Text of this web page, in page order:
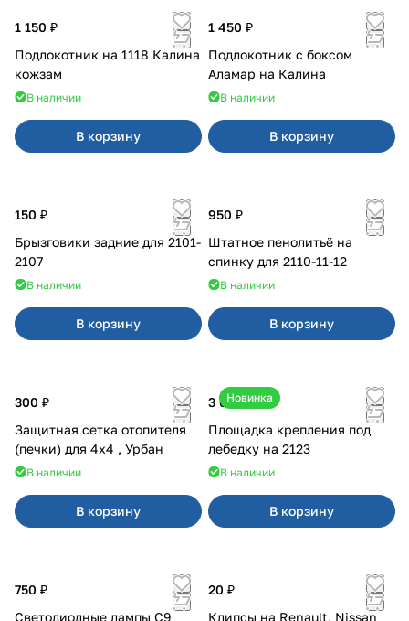
1 150 ₽
Подлокотник на 1118 Калина
кожзам
В наличии
В корзину
1 450 ₽
Подлокотник с боксом
Аламар на Калина
В наличии
В корзину
150 ₽
Брызговики задние для 2101-
2107
В наличии
В корзину
950 ₽
Штатное пенолитьё на
спинку для 2110-11-12
В наличии
В корзину
300 ₽
Защитная сетка отопителя
(печки) для 4x4 , Урбан
В наличии
В корзину
Новинка
3 600 ₽
Площадка крепления под
лебедку на 2123
В наличии
В корзину
750 ₽
Светодиодные лампы C9
20 ₽
Клипсы на Renault, Nissan